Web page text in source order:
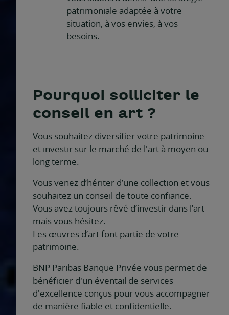
patrimoniale adaptée à votre
situation, à vos envies, à vos
besoins.
Pourquoi solliciter le
conseil en art ?
Vous souhaitez diversifier votre patrimoine
et investir sur le marché de l'art à moyen ou
long terme.
Vous venez d’hériter d’une collection et vous
souhaitez un conseil de toute confiance.
Vous avez toujours rêvé d’investir dans l’art
mais vous hésitez.
Les œuvres d’art font partie de votre
patrimoine.
BNP Paribas Banque Privée vous permet de
bénéficier d'un éventail de services
d'excellence conçus pour vous accompagner
de manière fiable et confidentielle.